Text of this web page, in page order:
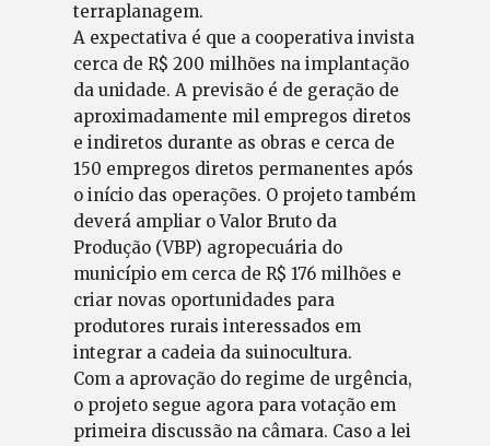
terraplanagem.
A expectativa é que a cooperativa invista
cerca de R$ 200 milhões na implantação
da unidade. A previsão é de geração de
aproximadamente mil empregos diretos
e indiretos durante as obras e cerca de
150 empregos diretos permanentes após
o início das operações. O projeto também
deverá ampliar o Valor Bruto da
Produção (VBP) agropecuária do
município em cerca de R$ 176 milhões e
criar novas oportunidades para
produtores rurais interessados em
integrar a cadeia da suinocultura.
Com a aprovação do regime de urgência,
o projeto segue agora para votação em
primeira discussão na câmara. Caso a lei